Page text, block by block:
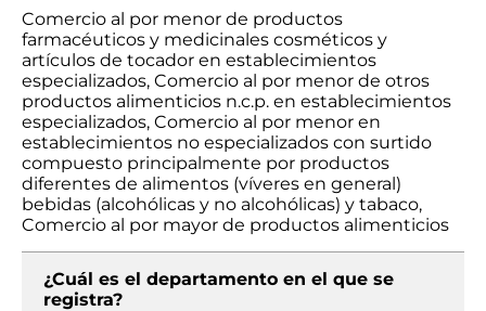
Comercio al por menor de productos
farmacéuticos y medicinales cosméticos y
artículos de tocador en establecimientos
especializados, Comercio al por menor de otros
productos alimenticios n.c.p. en establecimientos
especializados, Comercio al por menor en
establecimientos no especializados con surtido
compuesto principalmente por productos
diferentes de alimentos (víveres en general)
bebidas (alcohólicas y no alcohólicas) y tabaco,
Comercio al por mayor de productos alimenticios
¿Cuál es el departamento en el que se
registra?